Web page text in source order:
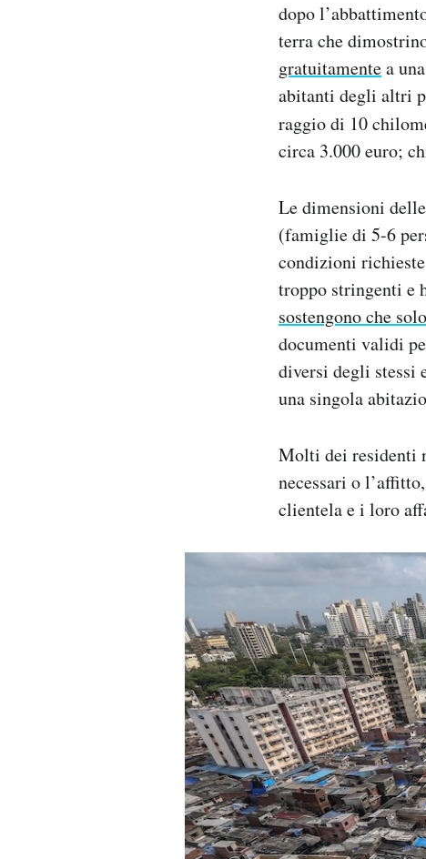
dopo
terra che
gratuitamentea
abitanti degli altri
raggio di 10
circa 3.000 euro;
Le dimensioni
(famiglie di 5-6
condizioni
troppo stringenti e
sostengono che
documenti validi
diversi degli stessi
una singola
Molti dei residenti
necessari o
clientela e i loro